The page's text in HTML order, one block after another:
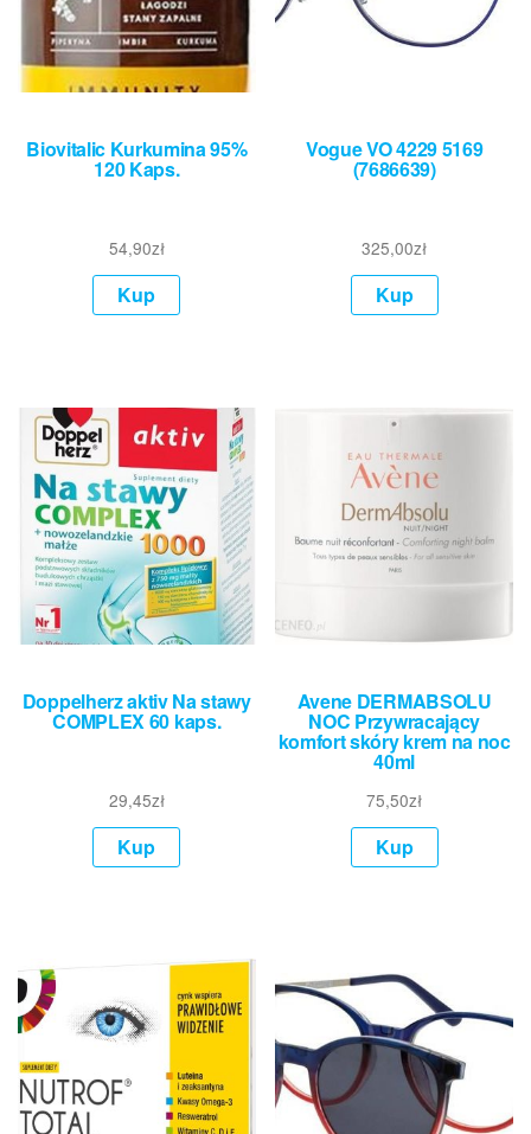
Biovitalic Kurkumina 95%
120 Kaps.
54,90zł
Kup
Vogue VO 4229 5169
(7686639)
325,00zł
Kup
Doppelherz aktiv Na stawy
COMPLEX 60 kaps.
29,45zł
Kup
Avene DERMABSOLU
NOC Przywracający
komfort skóry krem na noc
40ml
75,50zł
Kup